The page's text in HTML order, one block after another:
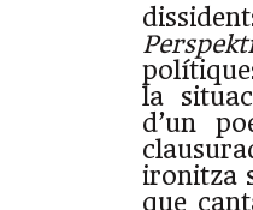
la
d’un
ironitza
que